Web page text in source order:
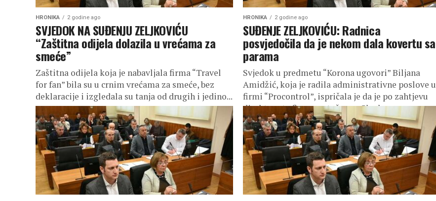
HRONIKA 2 godine ago
SVJEDOK NA SUĐENJU ZELJKOVIĆU
“Zaštitna odijela dolazila u vrećama za
smeće”
Zaštitna odijela koja je nabavljala firma “Travel
for fan” bila su u crnim vrećama za smeće, bez
deklaracije i izgledala su tanja od drugih i jedino...
HRONIKA 2 godine ago
SUĐENJE ZELJKOVIĆU: Radnica
posvjedočila da je nekom dala kovertu sa
parama
Svjedok u predmetu “Korona ugovori” Biljana
Amidžić, koja je radila administrativne poslove u
firmi “Procontrol”, ispričala je da je po zahtjevu
direktora te firme, optuženog Slavka...